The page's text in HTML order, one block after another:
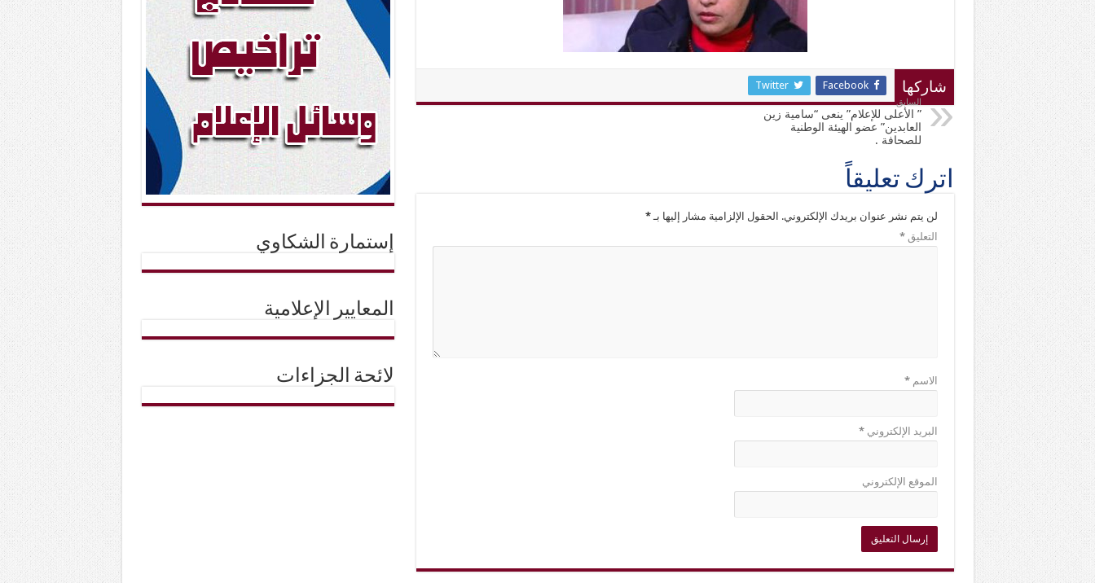
شاركها Facebook
Twitter
السابق
” الأعلى للإعلام” ينعى “سامية زين
العابدين” عضو الهيئة الوطنية
للصحافة .
اترك تعليقاً
لن يتم نشر عنوان بريدك الإلكتروني. الحقول الإلزامية مشار إليها بـ*
التعليق*
الاسم*
البريد الإلكتروني*
الموقع الإلكتروني
إستمارة الشكاوي
المعايير الإعلامية
لائحة الجزاءات